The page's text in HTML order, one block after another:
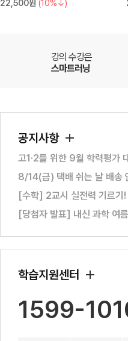
22,500원 (10%↓)
강의 수강은
스마트러닝
공지사항
고1·2를 위한 9월 학력평가
8/14(금) 택배 쉬는 날 배송
[수학] 2교시 실전력 기르기
[당첨자 발표] 내신 과학 여
학습지원센터
1599-